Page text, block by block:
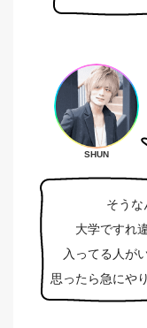
SHUN
そうな
大学ですれ
入ってる人が
思ったら急にや